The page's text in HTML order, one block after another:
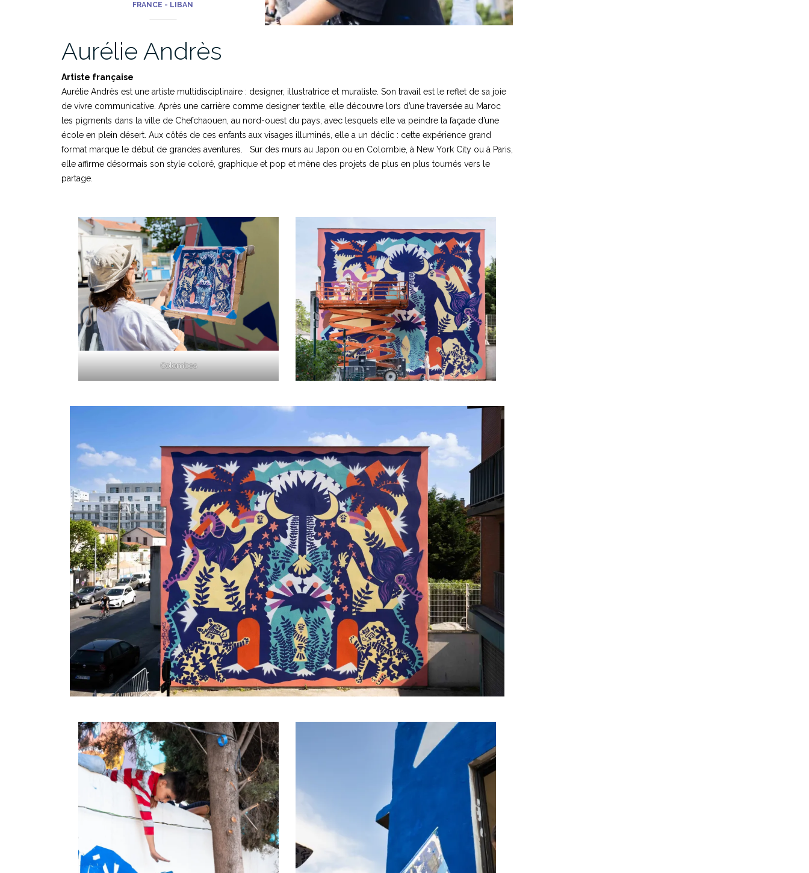
FRANCE - LIBAN
Aurélie Andrès
Artiste française
Aurélie Andrès est une artiste multidisciplinaire : designer, illustratrice et muraliste. Son travail est le reflet de sa joie
de vivre communicative. Après une carrière comme designer textile, elle découvre lors d’une traversée au Maroc
les pigments dans la ville de Chefchaouen, au nord-ouest du pays, avec lesquels elle va peindre la façade d’une
école en plein désert. Aux côtés de ces enfants aux visages illuminés, elle a un déclic : cette expérience grand
format marque le début de grandes aventures. Sur des murs au Japon ou en Colombie, à New York City ou à Paris,
elle affirme désormais son style coloré, graphique et pop et mène des projets de plus en plus tournés vers le
partage.
Colombes